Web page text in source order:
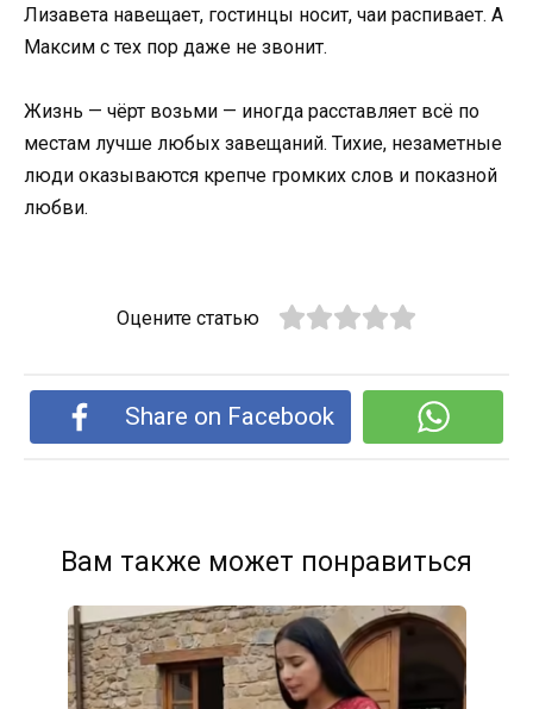
Лизавета навещает, гостинцы носит, чаи распивает. А
Максим с тех пор даже не звонит.
Жизнь — чёрт возьми — иногда расставляет всё по
местам лучше любых завещаний. Тихие, незаметные
люди оказываются крепче громких слов и показной
любви.
Оцените статью
Share on Facebook
Вам также может понравиться